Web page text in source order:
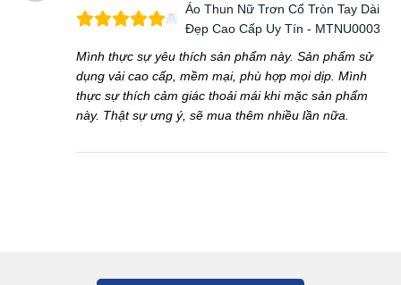
Áo Thun Nữ Trơn Cổ Tròn Tay Dài
Đẹp Cao Cấp Uy Tín - MTNU0003
Mình thực sự yêu thích sản phẩm này. Sản phẩm sử
dụng vải cao cấp, mềm mại, phù hợp mọi dịp. Mình
thực sự thích cảm giác thoải mái khi mặc sản phẩm
này. Thật sự ưng ý, sẽ mua thêm nhiều lần nữa.